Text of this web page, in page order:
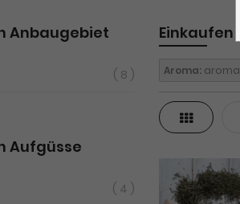
Einkaufen
Aroma:
Raster
Anbaugebiet
8
Aufgüsse
4